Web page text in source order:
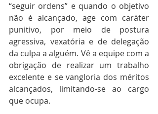
“seguir ordens” e quando o objetivo
não é alcançado, age com caráter
punitivo, por meio de postura
agressiva, vexatória e de delegação
da culpa a alguém. Vê a equipe com a
obrigação de realizar um trabalho
excelente e se vangloria dos méritos
alcançados, limitando-se ao cargo
que ocupa.